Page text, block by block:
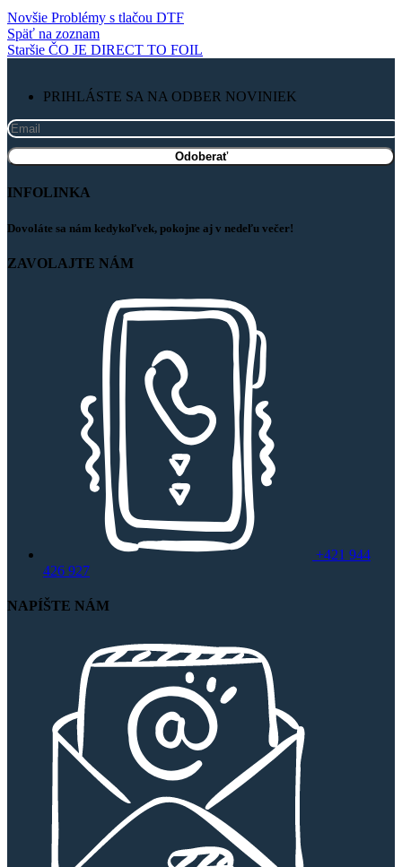
Novšie Problémy s tlačou DTF
Späť na zoznam
Staršie ČO JE DIRECT TO FOIL
PRIHLÁSTE SA NA ODBER NOVINIEK
INFOLINKA
Dovoláte sa nám kedykoľvek, pokojne aj v nedeľu večer!
ZAVOLAJTE NÁM
+421 944
426 927
NAPÍŠTE NÁM